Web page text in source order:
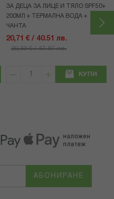
ЗА ДЕЦА ЗА ЛИЦЕ И ТЯЛО SPF50+
200МЛ + ТЕРМАЛНА ВОДА +
ЧАНТА
20,71 € / 40.51 лв.
29,59 € / 57.87 лв.
КУПИ
АБОНИРАНЕ